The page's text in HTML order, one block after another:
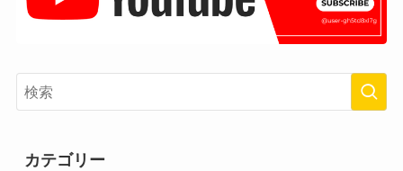
カテゴリー